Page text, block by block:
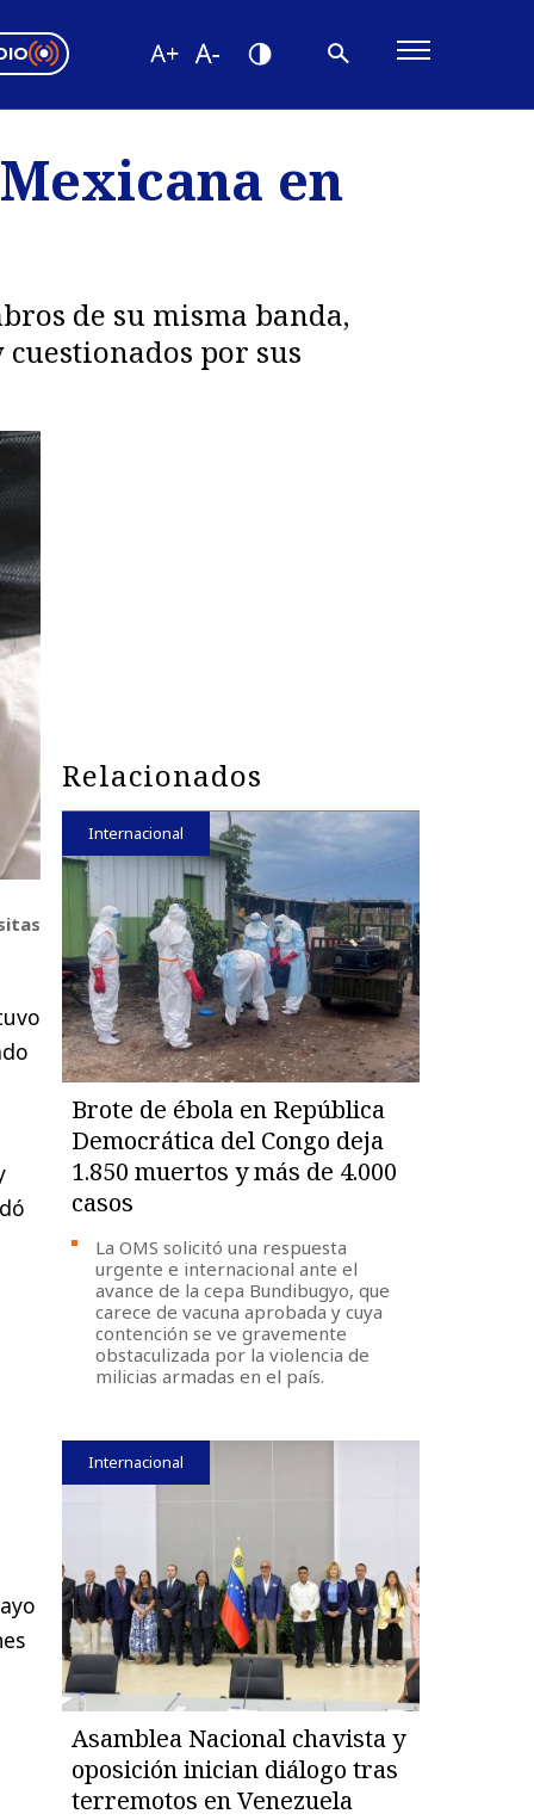
en
de su misma banda,
cuestionados por sus
Relacionados
Internacional
Brote de ébola en República
Democrática del Congo deja
1.850 muertos y más de 4.000
casos
La OMS solicitó una respuesta
urgente e internacional ante el
avance de la cepa Bundibugyo, que
carece de vacuna aprobada y cuya
contención se ve gravemente
obstaculizada por la violencia de
milicias armadas en el país.
Internacional
Asamblea Nacional chavista y
oposición inician diálogo tras
terremotos en Venezuela